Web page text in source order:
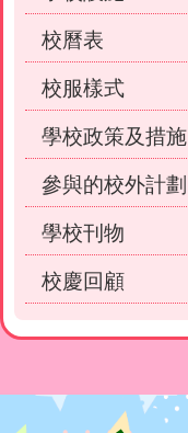
校曆表
校服樣式
學校政策及措施
參與的校外計劃
學校刊物
校慶回顧